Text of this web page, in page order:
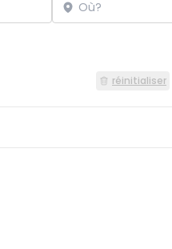
réinitialiser